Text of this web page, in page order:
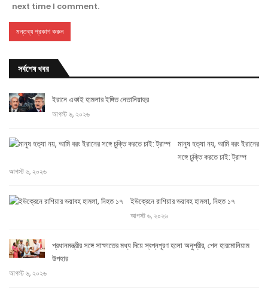
next time I comment.
সর্বশেষ খবর
ইরানে একাই হামলার ইঙ্গিত নেতানিয়াহুর
আগস্ট ৬, ২০২৬
মানুষ হত্যা নয়, আমি বরং ইরানের
সঙ্গে চুক্তি করতে চাই: ট্রাম্প
আগস্ট ৬, ২০২৬
ইউক্রেনে রাশিয়ার ভয়াবহ হামলা, নিহত ১৭
আগস্ট ৬, ২০২৬
প্রধানমন্ত্রীর সঙ্গে সাক্ষাতের মধ্য দিয়ে স্বপ্নপূরণ হলো অনুশ্রীর, পেল হারমোনিয়াম
উপহার
আগস্ট ৬, ২০২৬